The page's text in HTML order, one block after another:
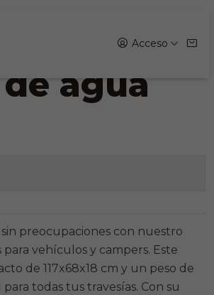
Acceso
agua
preocupaciones con nuestro
vehículos y campers. Este
de 117x68x18 cm y un peso de
todas tus travesías. Con su